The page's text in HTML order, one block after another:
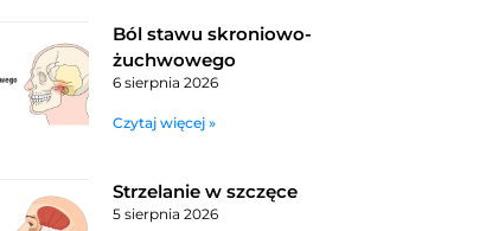
Ból stawu skroniowo-
żuchwowego
6 sierpnia 2026
Czytaj więcej »
Strzelanie w szczęce
5 sierpnia 2026